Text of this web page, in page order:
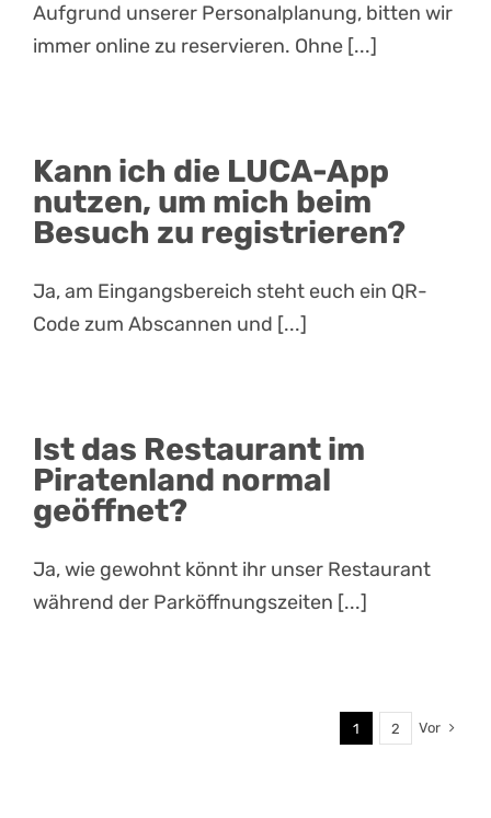
Aufgrund unserer Personalplanung, bitten wir
immer online zu reservieren. Ohne [...]
Kann ich die LUCA-App
nutzen, um mich beim
Besuch zu registrieren?
Ja, am Eingangsbereich steht euch ein QR-
Code zum Abscannen und [...]
Ist das Restaurant im
Piratenland normal
geöffnet?
Ja, wie gewohnt könnt ihr unser Restaurant
während der Parköffnungszeiten [...]
1 2 Vor